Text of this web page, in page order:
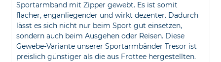
Sportarmband mit Zipper gewebt. Es ist somit
flacher, enganliegender und wirkt dezenter. Dadurch
lässt es sich nicht nur beim Sport gut einsetzen,
sondern auch beim Ausgehen oder Reisen. Diese
Gewebe-Variante unserer Sportarmbänder Tresor ist
preislich günstiger als die aus Frottee hergestellten.